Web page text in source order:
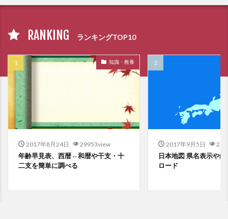
RANKING ランキングTOP10
知識・教養
2017年8月24日 29953view
年齢早見表、西暦⇔和暦や干支・十
二支を簡単に調べる
2017年9月5日
日本地図 県名表示や
ロード